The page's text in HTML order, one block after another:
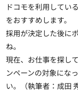
ドコモを利用してい
をおすすめします。
採用が決定した後に
ね。
現在、お仕事を探し
ンペーンの対象にな
い。（執筆者：成田